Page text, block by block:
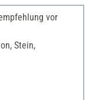
vor
Stein,